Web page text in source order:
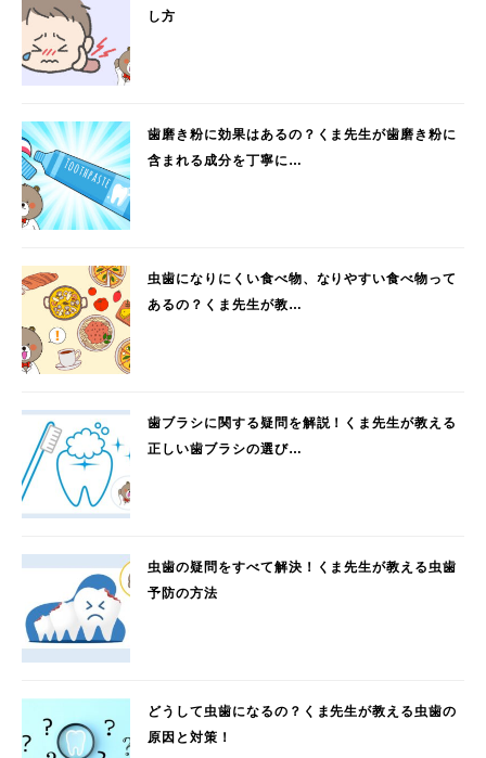
し方
歯磨き粉に効果はあるの？くま先生が歯磨き粉に
含まれる成分を丁寧に…
虫歯になりにくい食べ物、なりやすい食べ物って
あるの？くま先生が教…
歯ブラシに関する疑問を解説！くま先生が教える
正しい歯ブラシの選び…
虫歯の疑問をすべて解決！くま先生が教える虫歯
予防の方法
どうして虫歯になるの？くま先生が教える虫歯の
原因と対策！